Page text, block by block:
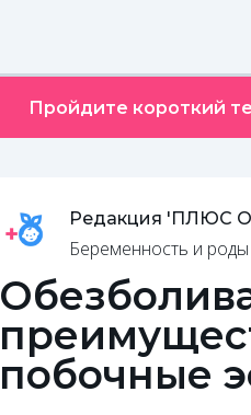
Пройдите короткий
Редакция 'ПЛЮС
Беременность и роды
побочные